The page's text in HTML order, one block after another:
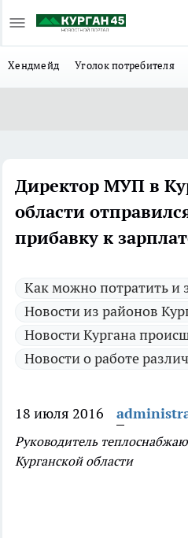
Хендмейд Уголок потребителя
Директор МУП в
области
прибавку к
Как можно потратить и
Новости из районов
Новости Кургана
Новости о работе
18 июля 2016
Руководитель
Курганской области